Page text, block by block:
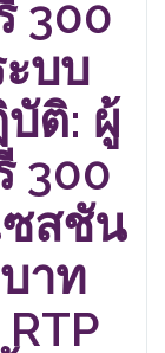
300
บบ
ติ: ผู้
300
ซสชัน
าท